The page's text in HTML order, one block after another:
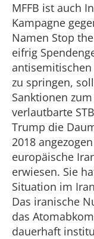
MFFB ist auch
Kampagne
Namen Stop
eifrig
zu springen,
Sanktionen
verlautbarte
Trump die
2018
europäische
erwiesen. Sie
Situation im
Das iranische
das
dauerhaft